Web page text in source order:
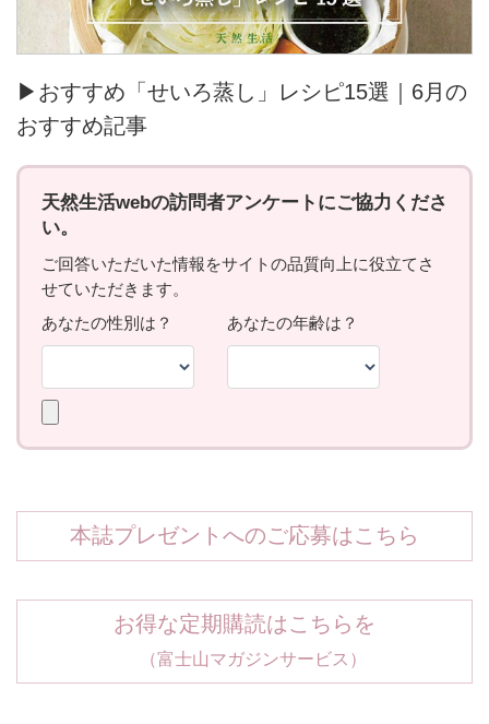
▶おすすめ「せいろ蒸し」レシピ15選｜6月の
おすすめ記事
本誌プレゼントへのご応募はこちら
お得な定期購読はこちらを
（富士山マガジンサービス）